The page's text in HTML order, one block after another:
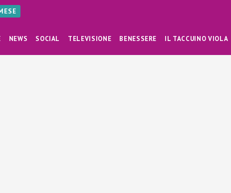
NEWS SOCIAL TELEVISIONE BENESSERE IL TACCUINO VIOLA